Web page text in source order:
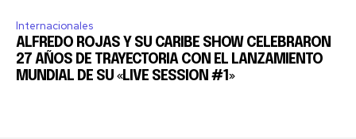
Internacionales
ALFREDO ROJAS Y SU CARIBE SHOW CELEBRARON
27 AÑOS DE TRAYECTORIA CON EL LANZAMIENTO
MUNDIAL DE SU «LIVE SESSION #1»